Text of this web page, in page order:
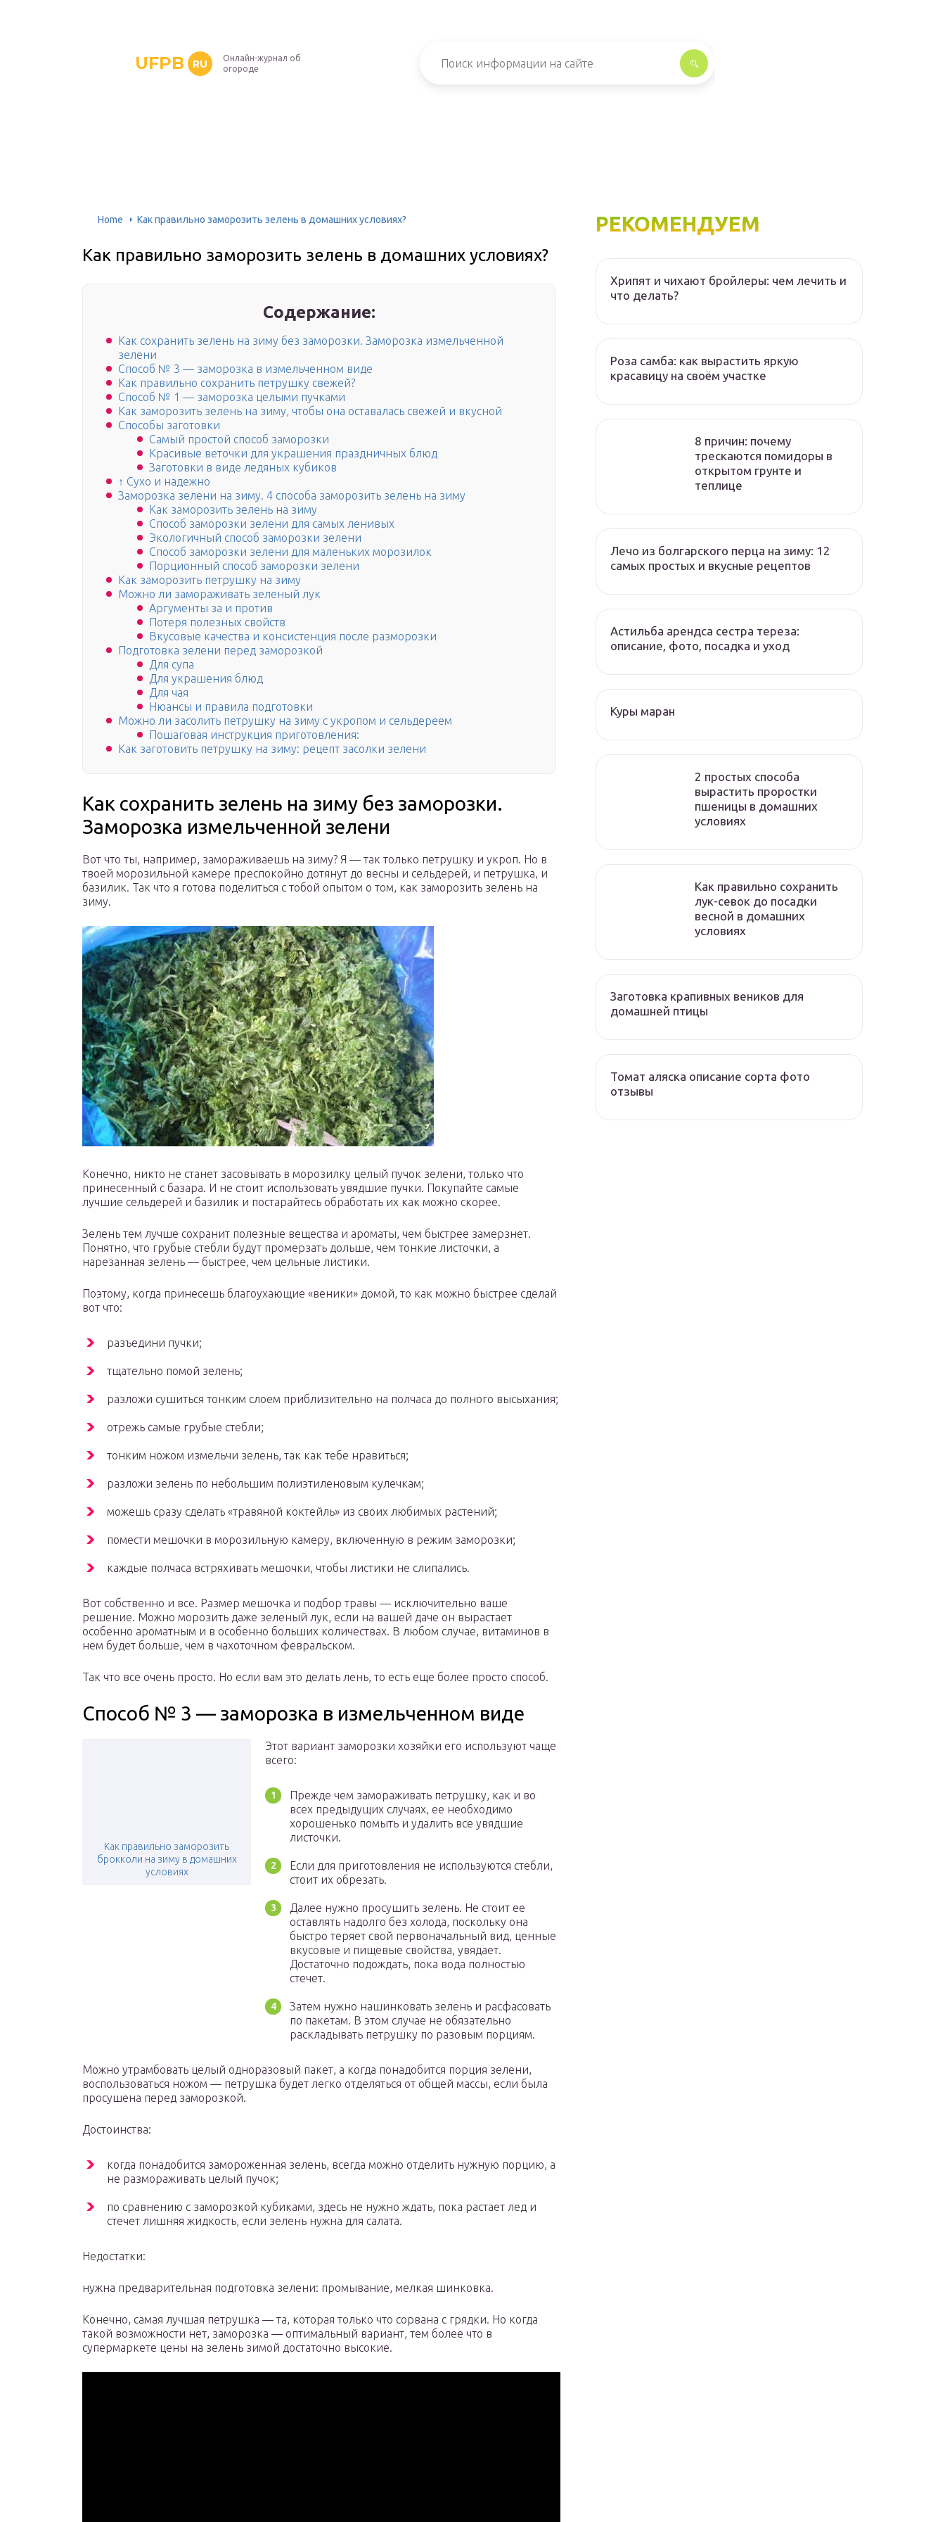
UFPB RU
Онлайн-журнал об
огороде
Home Как правильно заморозить зелень в домашних условиях?
Как правильно заморозить зелень в домашних условиях?
Содержание:
Как сохранить зелень на зиму без заморозки. Заморозка измельченной
зелени
Способ № 3 — заморозка в измельченном виде
Как правильно сохранить петрушку свежей?
Способ № 1 — заморозка целыми пучками
Как заморозить зелень на зиму, чтобы она оставалась свежей и вкусной
Способы заготовки
Самый простой способ заморозки
Красивые веточки для украшения праздничных блюд
Заготовки в виде ледяных кубиков
↑ Сухо и надежно
Заморозка зелени на зиму. 4 способа заморозить зелень на зиму
Как заморозить зелень на зиму
Способ заморозки зелени для самых ленивых
Экологичный способ заморозки зелени
Способ заморозки зелени для маленьких морозилок
Порционный способ заморозки зелени
Как заморозить петрушку на зиму
Можно ли замораживать зеленый лук
Аргументы за и против
Потеря полезных свойств
Вкусовые качества и консистенция после разморозки
Подготовка зелени перед заморозкой
Для супа
Для украшения блюд
Для чая
Нюансы и правила подготовки
Можно ли засолить петрушку на зиму с укропом и сельдереем
Пошаговая инструкция приготовления:
Как заготовить петрушку на зиму: рецепт засолки зелени
Как сохранить зелень на зиму без заморозки.
Заморозка измельченной зелени
Вот что ты, например, замораживаешь на зиму? Я — так только петрушку и укроп. Но в
твоей морозильной камере преспокойно дотянут до весны и сельдерей, и петрушка, и
базилик. Так что я готова поделиться с тобой опытом о том, как заморозить зелень на
зиму.
Конечно, никто не станет засовывать в морозилку целый пучок зелени, только что
принесенный с базара. И не стоит использовать увядшие пучки. Покупайте самые
лучшие сельдерей и базилик и постарайтесь обработать их как можно скорее.
Зелень тем лучше сохранит полезные вещества и ароматы, чем быстрее замерзнет.
Понятно, что грубые стебли будут промерзать дольше, чем тонкие листочки, а
нарезанная зелень — быстрее, чем цельные листики.
Поэтому, когда принесешь благоухающие «веники» домой, то как можно быстрее сделай
вот что:
разъедини пучки;
тщательно помой зелень;
разложи сушиться тонким слоем приблизительно на полчаса до полного высыхания;
отрежь самые грубые стебли;
тонким ножом измельчи зелень, так как тебе нравиться;
разложи зелень по небольшим полиэтиленовым кулечкам;
можешь сразу сделать «травяной коктейль» из своих любимых растений;
помести мешочки в морозильную камеру, включенную в режим заморозки;
каждые полчаса встряхивать мешочки, чтобы листики не слипались.
Вот собственно и все. Размер мешочка и подбор травы — исключительно ваше
решение. Можно морозить даже зеленый лук, если на вашей даче он вырастает
особенно ароматным и в особенно больших количествах. В любом случае, витаминов в
нем будет больше, чем в чахоточном февральском.
Так что все очень просто. Но если вам это делать лень, то есть еще более просто способ.
Способ № 3 — заморозка в измельченном виде
Как правильно заморозить
брокколи на зиму в домашних
условиях
Этот вариант заморозки хозяйки его используют чаще
всего:
Прежде чем замораживать петрушку, как и во
всех предыдущих случаях, ее необходимо
хорошенько помыть и удалить все увядшие
листочки.
Если для приготовления не используются стебли,
стоит их обрезать.
Далее нужно просушить зелень. Не стоит ее
оставлять надолго без холода, поскольку она
быстро теряет свой первоначальный вид, ценные
вкусовые и пищевые свойства, увядает.
Достаточно подождать, пока вода полностью
стечет.
Затем нужно нашинковать зелень и расфасовать
по пакетам. В этом случае не обязательно
раскладывать петрушку по разовым порциям.
Можно утрамбовать целый одноразовый пакет, а когда понадобится порция зелени,
воспользоваться ножом — петрушка будет легко отделяться от общей массы, если была
просушена перед заморозкой.
Достоинства:
когда понадобится замороженная зелень, всегда можно отделить нужную порцию, а
не размораживать целый пучок;
по сравнению с заморозкой кубиками, здесь не нужно ждать, пока растает лед и
стечет лишняя жидкость, если зелень нужна для салата.
Недостатки:
нужна предварительная подготовка зелени: промывание, мелкая шинковка.
Конечно, самая лучшая петрушка — та, которая только что сорвана с грядки. Но когда
такой возможности нет, заморозка — оптимальный вариант, тем более что в
супермаркете цены на зелень зимой достаточно высокие.
РЕКОМЕНДУЕМ
Хрипят и чихают бройлеры: чем лечить и
что делать?
Роза самба: как вырастить яркую
красавицу на своём участке
8 причин: почему
трескаются помидоры в
открытом грунте и
теплице
Лечо из болгарского перца на зиму: 12
самых простых и вкусные рецептов
Астильба арендса сестра тереза:
описание, фото, посадка и уход
Куры маран
2 простых способа
вырастить проростки
пшеницы в домашних
условиях
Как правильно сохранить
лук-севок до посадки
весной в домашних
условиях
Заготовка крапивных веников для
домашней птицы
Томат аляска описание сорта фото
отзывы